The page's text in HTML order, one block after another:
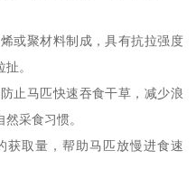
或聚材料制成，具有抗拉强度
。
止马匹快速吞食干草，减少浪
采食习惯。
获取量，帮助马匹放慢进食速